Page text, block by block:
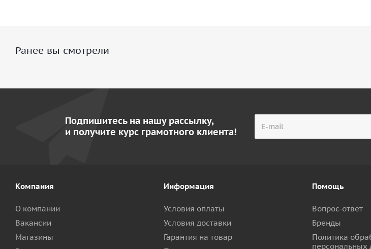
Ранее вы смотрели
Подпишитесь на нашу рассылку,
и получите курс грамотного клиента!
Компания
О компании
Вакансии
Магазины
Информация
Условия оплаты
Условия доставки
Гарантия на товар
Помощь
Вопрос-ответ
Бренды
Политика
персональных